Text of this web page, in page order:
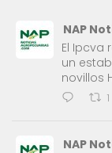
NAP
El Ipcva
un
novillos
1
NAP